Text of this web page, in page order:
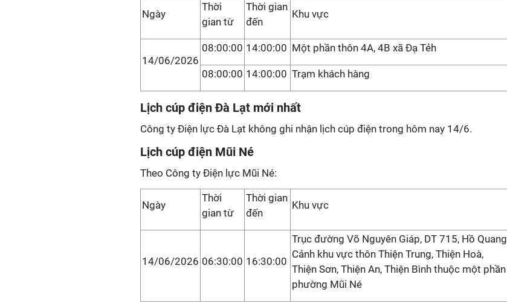
Ngày
Thời
gian từ
Thời gian
đến
Khu vực
14/06/2026
08:00:00 14:00:00 Một phần thôn 4A, 4B xã Đạ Tẻh
08:00:00 14:00:00 Trạm khách hàng
Lịch cúp điện Đà Lạt mới nhất
Công ty Điện lực Đà Lạt không ghi nhận lịch cúp điện trong hôm nay 14/6.
Lịch cúp điện Mũi Né
Theo Công ty Điện lực Mũi Né:
Ngày
Thời
gian từ
Thời gian
đến
Khu vực
14/06/2026 06:30:00 16:30:00
Trục đường Võ Nguyên Giáp, DT 715, Hồ Quang
Cảnh khu vực thôn Thiện Trung, Thiện Hoà,
Thiện Sơn, Thiện An, Thiện Bình thuộc một phần
phường Mũi Né